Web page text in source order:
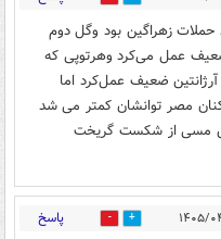
درضد حملات زهراگین بود وگل دوم
عمل می‌کرد وهرتوپی که
ضعیف عمل‌کرد اما
مصر توانشان کمتر می شد
مسی از شکست گریخت
0 پاسخ